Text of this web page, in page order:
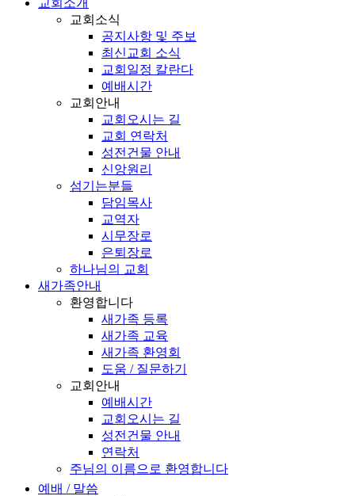
교회소개
교회소식
공지사항 및 주보
최신교회 소식
교회일정 칼란다
예배시간
교회안내
교회오시는 길
교회 연락처
성전건물 안내
신앙원리
섬기는분들
담임목사
교역자
시무장로
은퇴장로
하나님의 교회
새가족안내
환영합니다
새가족 등록
새가족 교육
새가족 환영회
도움 / 질문하기
교회안내
예배시간
교회오시는 길
성전건물 안내
연락처
주님의 이름으로 환영합니다
예배 / 말씀